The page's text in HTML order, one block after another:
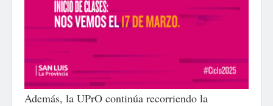
Además, la UPrO continúa recorriendo la